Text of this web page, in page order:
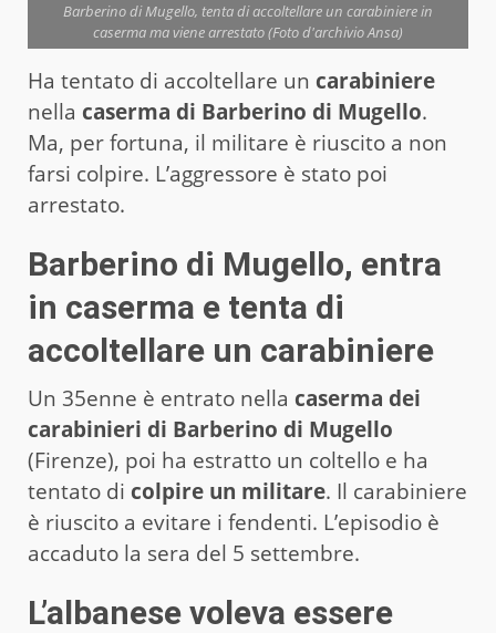
Barberino di Mugello, tenta di accoltellare un carabiniere in
caserma ma viene arrestato (Foto d'archivio Ansa)
Ha tentato di accoltellare un carabiniere
nella caserma di Barberino di Mugello.
Ma, per fortuna, il militare è riuscito a non
farsi colpire. L’aggressore è stato poi
arrestato.
Barberino di Mugello, entra
in caserma e tenta di
accoltellare un carabiniere
Un 35enne è entrato nella caserma dei
carabinieri di Barberino di Mugello
(Firenze), poi ha estratto un coltello e ha
tentato di colpire un militare. Il carabiniere
è riuscito a evitare i fendenti. L’episodio è
accaduto la sera del 5 settembre.
L’albanese voleva essere